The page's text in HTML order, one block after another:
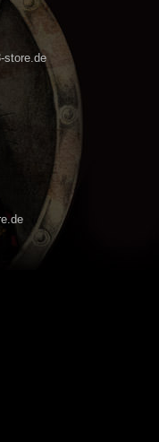
store.de